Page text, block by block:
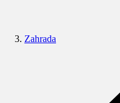
Zahrada